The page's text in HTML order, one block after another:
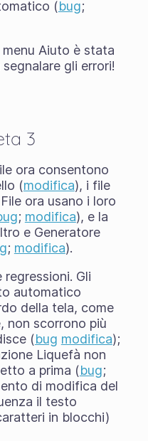
(bug;
Aiuto è stata
gli errori!
3
ora consentono
(modifica), i file
ora usano i loro
; modifica), e la
e Generatore
; modifica).
Gli
automatico
della tela, come
non scorrono più
(bug modifica);
Liquefà non
a prima (bug;
di modifica del
il testo
in blocchi)